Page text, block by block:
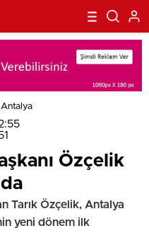
Antalya
Özçelik
Tarık Özçelik, Antalya
yeni dönem ilk